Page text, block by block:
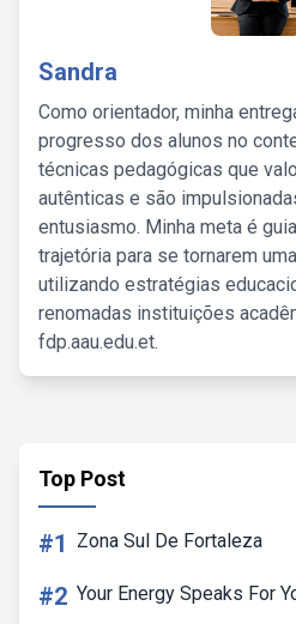
Sandra
Como orientador, minha
progresso dos alunos no
técnicas pedagógicas que
autênticas e são
entusiasmo. Minha meta é
trajetória para se tornarem
utilizando estratégias
renomadas instituições
fdp.aau.edu.et.
Top Post
#1 Zona Sul De Fortaleza
#2 Your Energy Speaks For